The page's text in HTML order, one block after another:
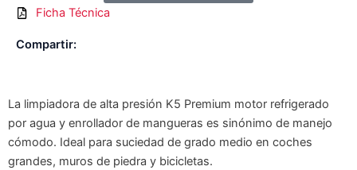
Ficha Técnica
Compartir:
La limpiadora de alta presión K5 Premium motor refrigerado
por agua y enrollador de mangueras es sinónimo de manejo
cómodo. Ideal para suciedad de grado medio en coches
grandes, muros de piedra y bicicletas.